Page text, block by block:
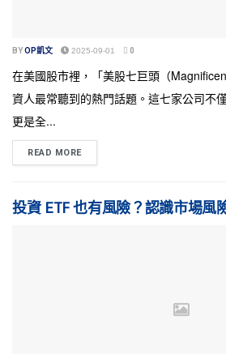
BYOP凱文 2025-09-01 0
在美國股市裡，「美股七巨頭（
資人最常聽到的熱門話題。這七家公司不
更是全...
READ MORE
投資 ETF 也有風險？認識市場風